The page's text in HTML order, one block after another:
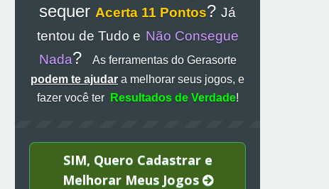
sequer Acerta 11 Pontos? Já
tentou de Tudo e Não Consegue
Nada?
As ferramentas do Gerasorte
podem te ajudar a melhorar seus jogos, e
fazer você ter
Resultados de Verdade!
SIM, Quero Cadastrar e
Melhorar Meus Jogos